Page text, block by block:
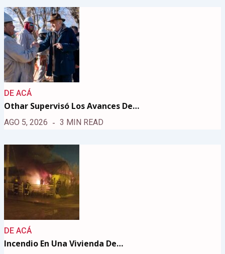
DE ACÁ
Othar Supervisó Los Avances De…
AGO 5, 2026 3 MIN READ
DE ACÁ
Incendio En Una Vivienda De…